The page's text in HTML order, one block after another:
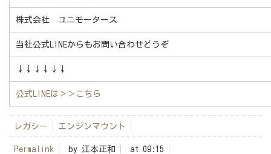
株式会社 ユニモータース
当社公式LINEからもお問い合わせどうぞ
↓↓↓↓↓↓
公式LINEは ＞＞こちら
レガシー エンジンマウント
Permalink by 江本正和 at 09:15